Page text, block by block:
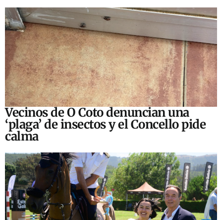
Vecinos de O Coto denuncian una
‘plaga’ de insectos y el Concello pide
calma